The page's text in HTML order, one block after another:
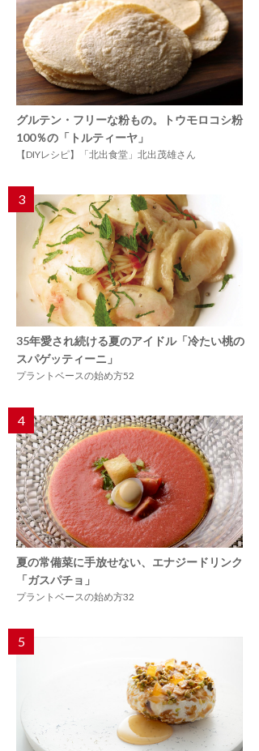
グルテン・フリーな粉もの。トウモロコシ粉
100％の「トルティーヤ」
【DIYレシピ】「北出食堂」北出茂雄さん
3
35年愛され続ける夏のアイドル「冷たい桃の
スパゲッティーニ」
プラントベースの始め方52
4
夏の常備菜に手放せない、エナジードリンク
「ガスパチョ」
プラントベースの始め方32
5